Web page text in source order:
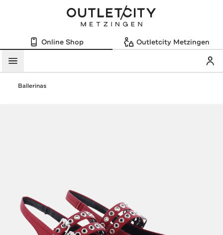
Online Shop Outletcity Metzingen
Menü
Ballerinas